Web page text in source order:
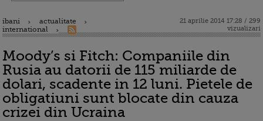
ibani
actualitate
international
21 aprilie 2014 17:28 / 299
vizualizari
Moody’s si Fitch: Companiile din
Rusia au datorii de 115 miliarde de
dolari, scadente in 12 luni. Pietele de
obligatiuni sunt blocate din cauza
crizei din Ucraina